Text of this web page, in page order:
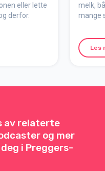
eller lette
derfor.
melk,
mange
alt du
Les
av relaterte
og mer
i Preggers-